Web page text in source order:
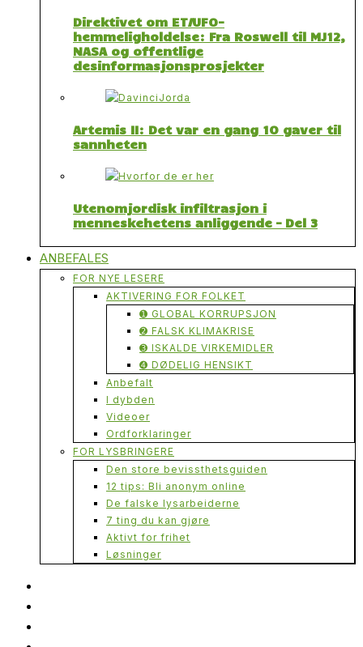
Direktivet om ET/UFO-
hemmeligholdelse: Fra Roswell til MJ12,
NASA og offentlige
desinformasjonsprosjekter
Artemis II: Det var en gang 10 gaver til
sannheten
Utenomjordisk infiltrasjon i
menneskehetens anliggende – Del 3
ANBEFALES
FOR NYE LESERE
AKTIVERING FOR FOLKET
➊ GLOBAL KORRUPSJON
➋ FALSK KLIMAKRISE
➌ ISKALDE VIRKEMIDLER
➍ DØDELIG HENSIKT
Anbefalt
I dybden
Videoer
Ordforklaringer
FOR LYSBRINGERE
Den store bevissthetsguiden
12 tips: Bli anonym online
De falske lysarbeiderne
7 ting du kan gjøre
Aktivt for frihet
Løsninger